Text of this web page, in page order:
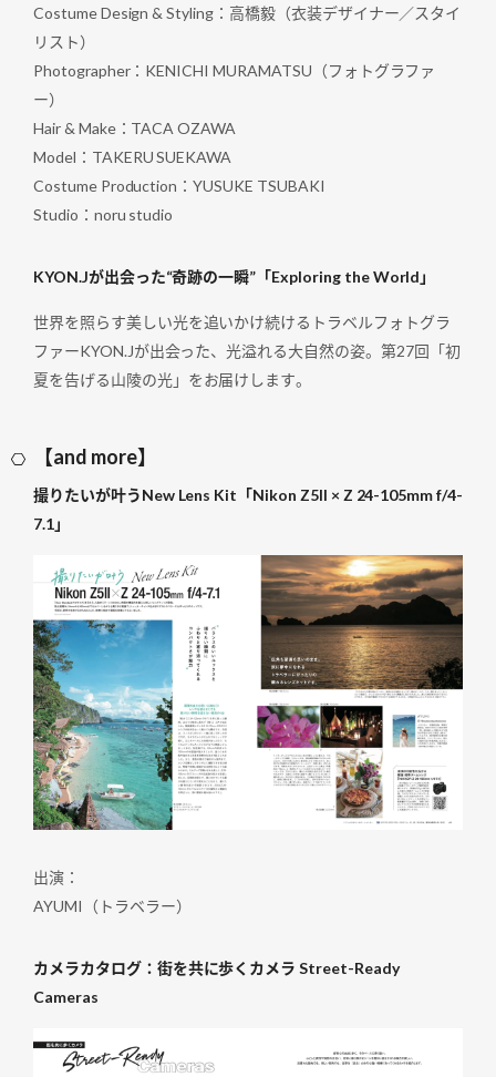
Costume Design & Styling：高橋毅（衣装デザイナー／スタイ
リスト）
Photographer：KENICHI MURAMATSU（フォトグラファ
ー）
Hair & Make：TACA OZAWA
Model：TAKERU SUEKAWA
Costume Production：YUSUKE TSUBAKI
Studio：noru studio
KYON.Jが出会った“奇跡の一瞬”「Exploring the World」
世界を照らす美しい光を追いかけ続けるトラベルフォトグラ
ファーKYON.Jが出会った、光溢れる大自然の姿。第27回「初
夏を告げる山陵の光」をお届けします。
【and more】
撮りたいが叶うNew Lens Kit「Nikon Z5II × Z 24-105mm f/4-
7.1」
出演：
AYUMI（トラベラー）
カメラカタログ：街を共に歩くカメラ Street-Ready
Cameras